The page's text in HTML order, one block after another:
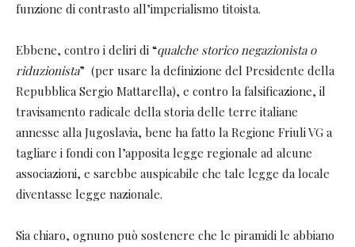
funzione di contrasto all’imperialismo titoista.
Ebbene, contro i deliri di “qualche storico negazionista o
riduzionista” (per usare la definizione del Presidente della
Repubblica Sergio Mattarella), e contro la falsificazione, il
travisamento radicale della storia delle terre italiane
annesse alla Jugoslavia, bene ha fatto la Regione Friuli VG a
tagliare i fondi con l’apposita legge regionale ad alcune
associazioni, e sarebbe auspicabile che tale legge da locale
diventasse legge nazionale.
Sia chiaro, ognuno può sostenere che le piramidi le abbiano